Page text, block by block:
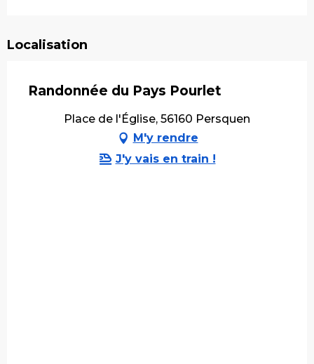
Localisation
Randonnée du Pays Pourlet
Place de l'Église, 56160 Persquen
M'y rendre
J'y vais en train !